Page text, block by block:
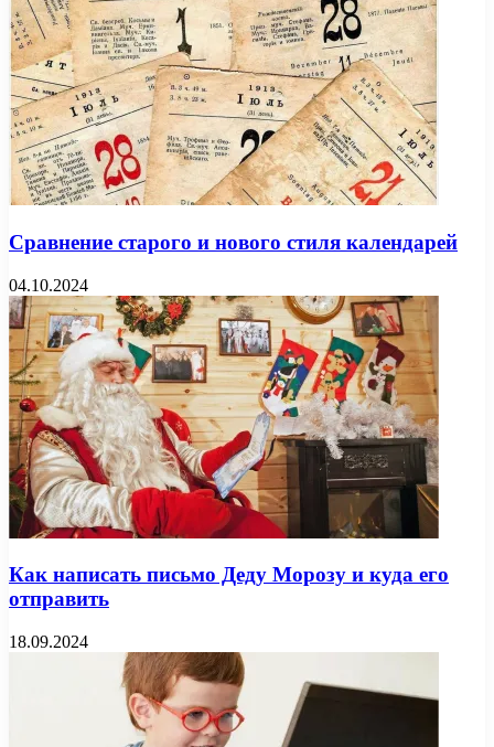
Сравнение старого и нового стиля календарей
04.10.2024
Как написать письмо Деду Морозу и куда его
отправить
18.09.2024